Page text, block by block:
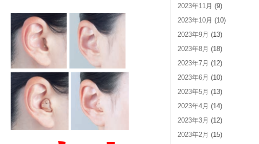
2023年11月 (9)
2023年10月 (10)
2023年9月 (13)
2023年8月 (18)
2023年7月 (12)
2023年6月 (10)
2023年5月 (13)
2023年4月 (14)
2023年3月 (12)
2023年2月 (15)